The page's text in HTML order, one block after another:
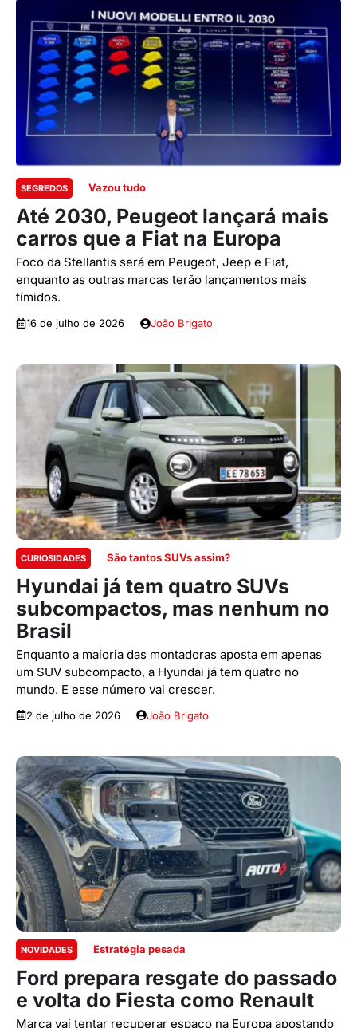
SEGREDOS Vazou tudo
Até 2030, Peugeot lançará mais
carros que a Fiat na Europa
Foco da Stellantis será em Peugeot, Jeep e Fiat,
enquanto as outras marcas terão lançamentos mais
tímidos.
16 de julho de 2026 João Brigato
CURIOSIDADES São tantos SUVs assim?
Hyundai já tem quatro SUVs
subcompactos, mas nenhum no
Brasil
Enquanto a maioria das montadoras aposta em apenas
um SUV subcompacto, a Hyundai já tem quatro no
mundo. E esse número vai crescer.
2 de julho de 2026 João Brigato
NOVIDADES Estratégia pesada
Ford prepara resgate do passado
e volta do Fiesta como Renault
Marca vai tentar recuperar espaço na Europa apostando